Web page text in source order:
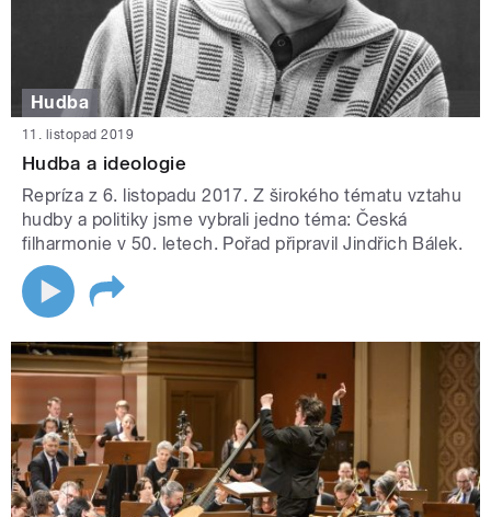
Hudba
11. listopad 2019
Hudba a ideologie
Repríza z 6. listopadu 2017. Z širokého tématu vztahu
hudby a politiky jsme vybrali jedno téma: Česká
filharmonie v 50. letech. Pořad připravil Jindřich Bálek.